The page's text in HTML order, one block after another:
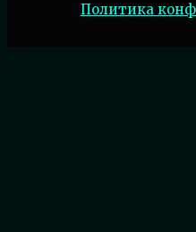
Политика